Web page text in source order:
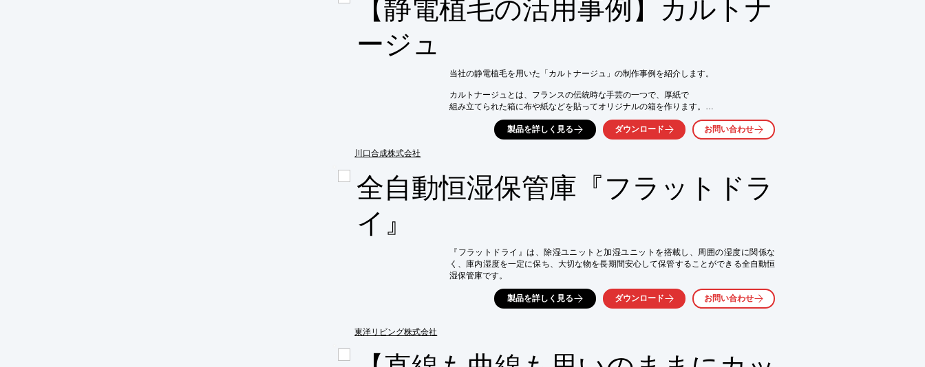
■カラー：ベージュ
・口径：3mm
【静電植毛の活用事例】カルトナ
ージュ
川口合成株式会社
当社の静電植毛を用いた「カルトナージュ」の制作事例を紹介します。
カルトナージュとは、フランスの伝統時な手芸の一つで、厚紙で
組み立てられた箱に布や紙などを貼ってオリジナルの箱を作ります。
カルトナージュ制作キットの生地に、当社の静電植毛を施した植毛紙が
活用されています。
■カラーは50色以上、オリジナルの色も作れる
■素材に応じて好適な接着剤の配合比率を選定
製品を詳しく見る ダウンロード お問い合わせ
全自動恒湿保管庫『フラットドラ
イ』
東洋リビング株式会社
『フラットドライ』は、除湿ユニットと加湿ユニットを搭載し、周囲の湿度に関係な
く、庫内湿度を一定に保ち、大切な物を長期間安心して保管することができる全自動恒
湿保管庫です。
製品を詳しく見る ダウンロード お問い合わせ